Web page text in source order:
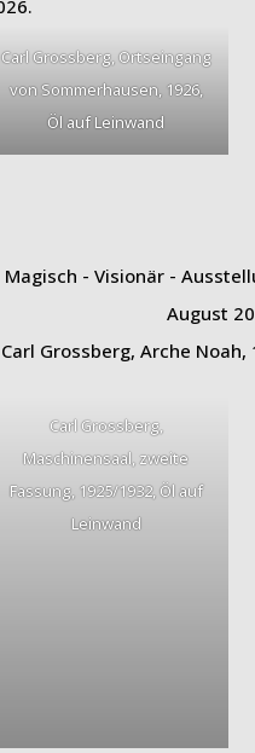
Carl Grossberg, Ortseingang
von Sommerhausen, 1926,
Öl auf Leinwand
Carl Grossberg, Arche
Carl Grossberg,
Maschinensaal, zweite
Fassung, 1925/1932, Öl auf
Leinwand